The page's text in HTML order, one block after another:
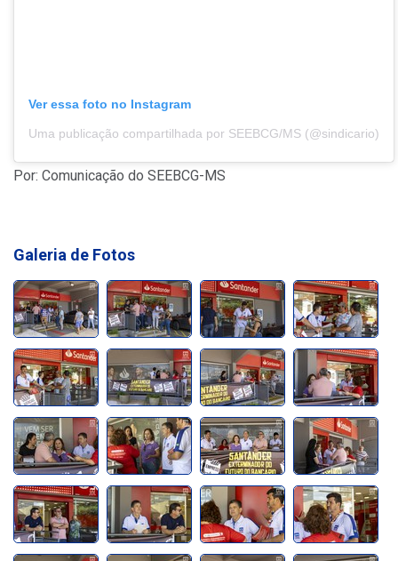
Ver essa foto no Instagram
Uma publicação compartilhada por SEEBCG/MS (@sindicario)
Por: Comunicação do SEEBCG-MS
Galeria de Fotos